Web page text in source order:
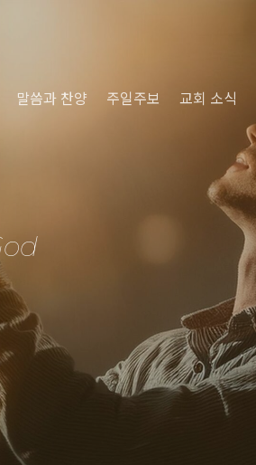
말씀과 찬양 주일주보 교회 소식